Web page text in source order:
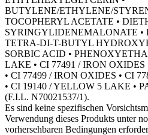
BUTYLENE/ETHYLENE/
TOCOPHERYL ACETATE •
SYRINGYLIDENEMALONATE •
TETRA-DI-T-BUTYL
SORBIC ACID •
LAKE • CI 77491 / IRON OXIDES
• CI 77499 / IRON OXIDES • CI
• CI 19140 / YELLOW 5 LAKE •
(F.I.L. N70021537/1).
Es sind keine spezifischen
Verwendung dieses Produkts unter
vorhersehbaren Bedingungen